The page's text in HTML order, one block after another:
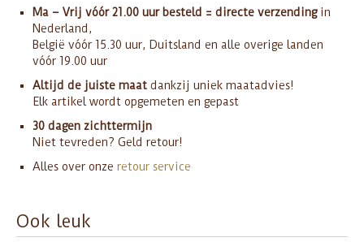
Ma – Vrij vóór 21.00 uur besteld = directe verzendingin
Nederland,
België vóór 15.30 uur, Duitsland en alle overige landen
vóór 19.00 uur
Altijd de juiste maat dankzij uniek maatadvies!
Elk artikel wordt opgemeten en gepast
30 dagen zichttermijn
Niet tevreden? Geld retour!
Alles over onze retour service
Ook leuk